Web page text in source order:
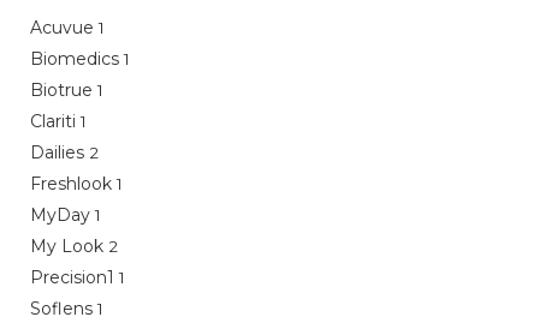
Acuvue 1
Biomedics 1
Biotrue 1
Clariti 1
Dailies 2
Freshlook 1
MyDay 1
My Look 2
Precision1 1
Soflens 1